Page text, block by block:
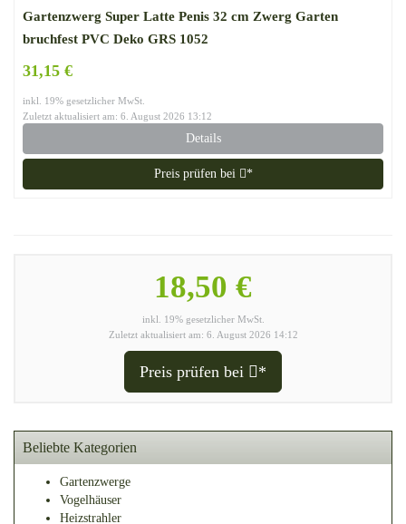
Gartenzwerg Super Latte Penis 32 cm Zwerg Garten
bruchfest PVC Deko GRS 1052
31,15 €
inkl. 19% gesetzlicher MwSt.
Zuletzt aktualisiert am: 6. August 2026 13:12
Details
Preis prüfen bei *
18,50 €
inkl. 19% gesetzlicher MwSt.
Zuletzt aktualisiert am: 6. August 2026 14:12
Preis prüfen bei *
Beliebte Kategorien
Gartenzwerge
Vogelhäuser
Heizstrahler